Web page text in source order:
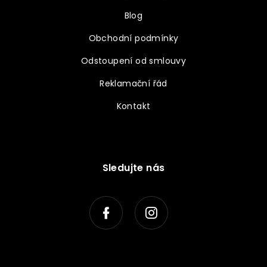
Blog
Obchodní podmínky
Odstoupení od smlouvy
Reklamační řád
Kontakt
Sledujte nás